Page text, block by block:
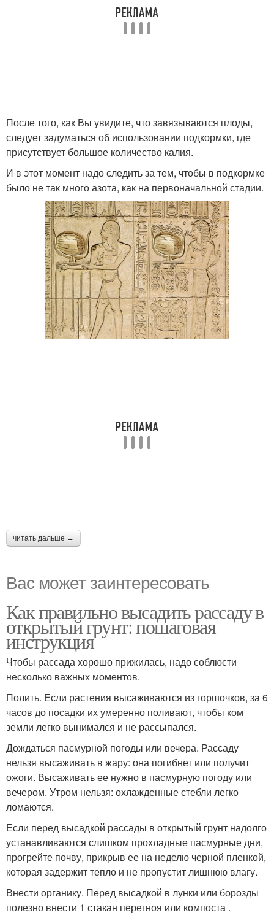
После того, как Вы увидите, что завязываются плоды,
следует задуматься об использовании подкормки, где
присутствует большое количество калия.
И в этот момент надо следить за тем, чтобы в подкормке
было не так много азота, как на первоначальной стадии.
читать дальше →
Вас может заинтересовать
Как правильно высадить рассаду в
открытый грунт: пошаговая
инструкция
Чтобы рассада хорошо прижилась, надо соблюсти
несколько важных моментов.
Полить. Если растения высаживаются из горшочков, за 6
часов до посадки их умеренно поливают, чтобы ком
земли легко вынимался и не рассыпался.
Дождаться пасмурной погоды или вечера. Рассаду
нельзя высаживать в жару: она погибнет или получит
ожоги. Высаживать ее нужно в пасмурную погоду или
вечером. Утром нельзя: охлажденные стебли легко
ломаются.
Если перед высадкой рассады в открытый грунт надолго
устанавливаются слишком прохладные пасмурные дни,
прогрейте почву, прикрыв ее на неделю черной пленкой,
которая задержит тепло и не пропустит лишнюю влагу.
Внести органику. Перед высадкой в лунки или борозды
полезно внести 1 стакан перегноя или компоста .